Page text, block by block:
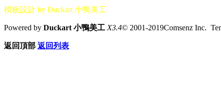
模板設計 by Duckart 小鴨美工
Powered by Duckart 小鴨美工 X3.4© 2001-2019Comsenz Inc.
返回頂部 返回列表